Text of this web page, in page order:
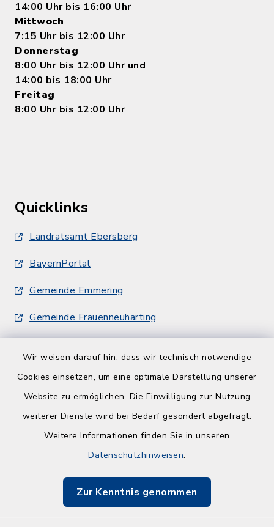
Wir weisen darauf hin, dass wir technisch notwendige
Cookies einsetzen, um eine optimale Darstellung unserer
Website zu ermöglichen. Die Einwilligung zur Nutzung
weiterer Dienste wird bei Bedarf gesondert abgefragt.
Weitere Informationen finden Sie in unseren
Datenschutzhinweisen.
Zur Kenntnis genommen
14:00 Uhr bis 16:00 Uhr
Mittwoch
7:15 Uhr bis 12:00 Uhr
Donnerstag
8:00 Uhr bis 12:00 Uhr und
14:00 bis 18:00 Uhr
Freitag
8:00 Uhr bis 12:00 Uhr
Quicklinks
Landratsamt Ebersberg
BayernPortal
Gemeinde Emmering
Gemeinde Frauenneuharting
Barrierefreiheit
Impressum